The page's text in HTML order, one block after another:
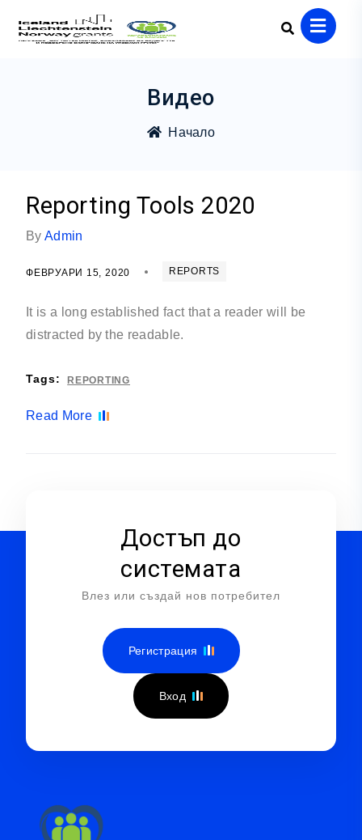
Видео
Начало
Reporting Tools 2020
By Admin
ФЕВРУАРИ 15, 2020 REPORTS
It is a long established fact that a reader will be
distracted by the readable.
Tags: REPORTING
Read More
Достъп до
системата
Влез или създай нов потребител
Регистрация
Вход